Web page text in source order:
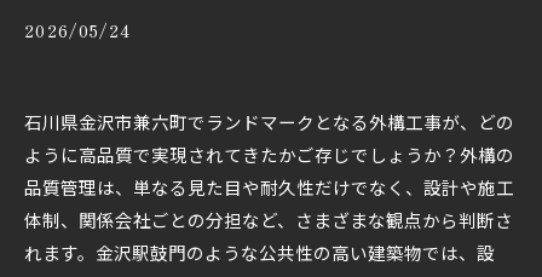
2026/05/24
石川県金沢市兼六町でランドマークとなる外構工事が、どの
ように高品質で実現されてきたかご存じでしょうか？外構の
品質管理は、単なる見た目や耐久性だけでなく、設計や施工
体制、関係会社ごとの分担など、さまざまな観点から判断さ
れます。金沢駅鼓門のような公共性の高い建築物では、設